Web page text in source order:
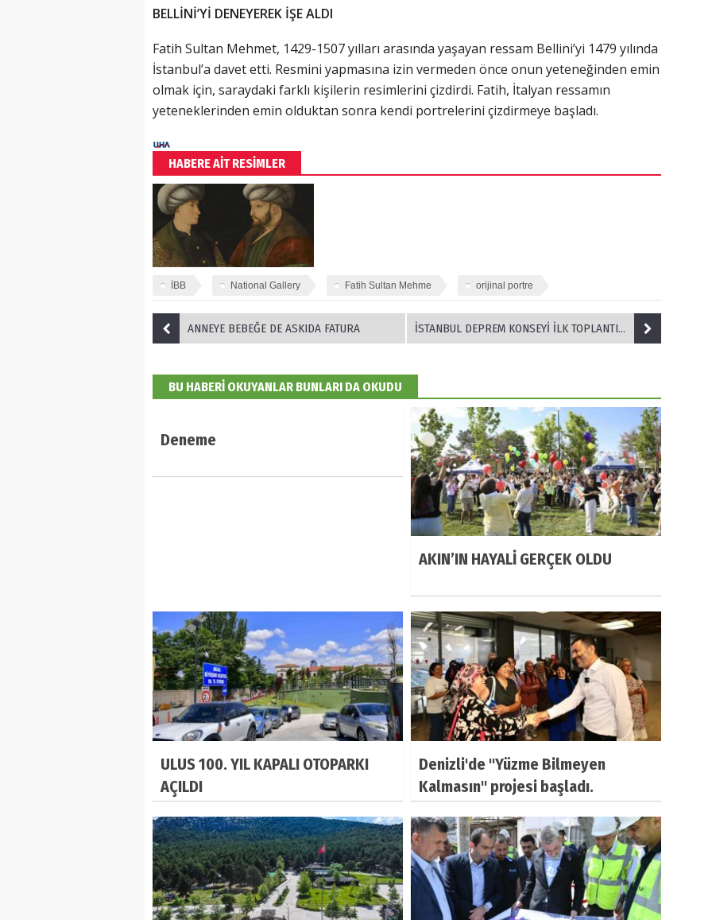
BELLİNİ’Yİ DENEYEREK İŞE ALDI
Fatih Sultan Mehmet, 1429-1507 yılları arasında yaşayan ressam Bellini’yi 1479 yılında
İstanbul’a davet etti. Resmini yapmasına izin vermeden önce onun yeteneğinden emin
olmak için, saraydaki farklı kişilerin resimlerini çizdirdi. Fatih, İtalyan ressamın
yeteneklerinden emin olduktan sonra kendi portrelerini çizdirmeye başladı.
HABERE AİT RESİMLER
İBB National Gallery Fatih Sultan Mehme orijinal portre
ANNEYE BEBEĞE DE ASKIDA FATURA İSTANBUL DEPREM KONSEYİ İLK TOPLANTISINI GERÇEKLEŞTİRDİ
BU HABERİ OKUYANLAR BUNLARI DA OKUDU
Deneme
AKIN’IN HAYALİ GERÇEK OLDU
ULUS 100. YIL KAPALI OTOPARKI
AÇILDI
Denizli'de "Yüzme Bilmeyen
Kalmasın" projesi başladı.